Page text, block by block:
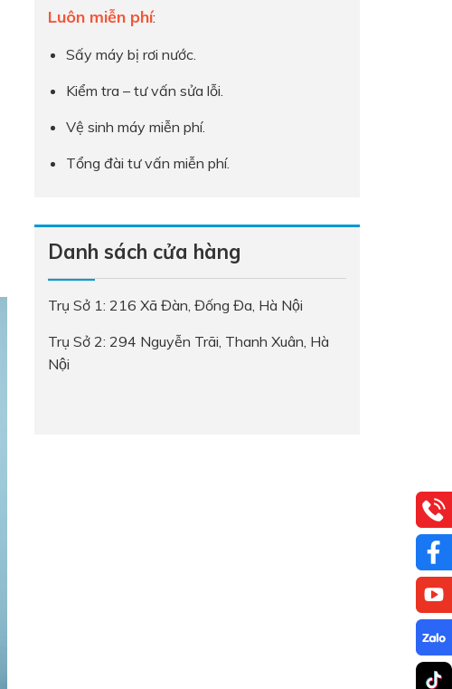
Luôn miễn phí:
Sấy máy bị rơi nước.
Kiểm tra – tư vấn sửa lỗi.
Vệ sinh máy miễn phí.
Tổng đài tư vấn miễn phí.
Danh sách cửa hàng
Trụ Sở 1: 216 Xã Đàn, Đống Đa, Hà Nội
Trụ Sở 2: 294 Nguyễn Trãi, Thanh Xuân, Hà
Nội